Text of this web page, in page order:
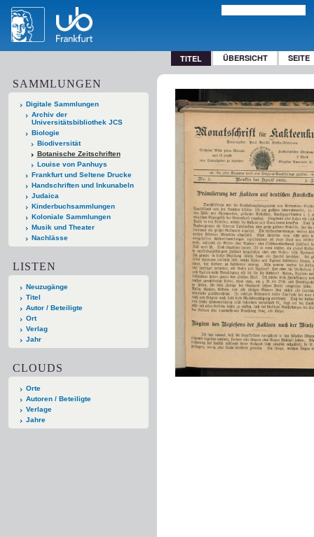
TITEL ÜBERSICHT SEITE
SAMMLUNGEN
Digitale Sammlungen
Archiv der
Universitätsbibliothek JCS
Biologie
Biodiversität
Botanische Zeitschriften
Louise von Panhuys
Frankfurt und Seltene Drucke
Handschriften und Inkunabeln
Judaica
Kinderbuchsammlungen
Koloniale Sammlungen
Musik und Theater
Nachlässe
LISTEN
Neuzugänge
Titel
Autor / Beteiligte
Ort
Verlag
Jahr
CLOUDS
Orte
Autoren / Beteiligte
Verlage
Jahre